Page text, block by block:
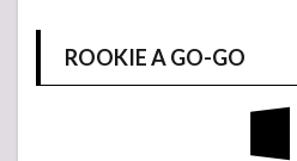
ROOKIE A GO-GO